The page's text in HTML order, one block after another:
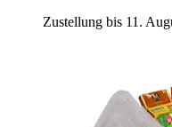
Zustellung bis 11.